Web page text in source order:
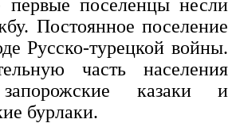
первые поселенцы несли
Постоянное поселение
Русско-турецкой войны.
часть населения
запорожские казаки и
бурлаки.